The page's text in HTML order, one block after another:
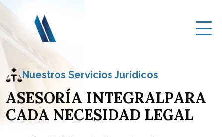
Nuestros Servicios Jurídicos
ASESORÍA INTEGRALPARA
CADA NECESIDAD LEGAL